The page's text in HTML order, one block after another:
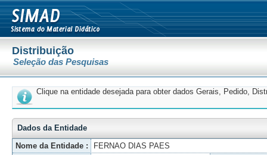
Distribuição
Seleção das Pesquisas
Clique na entidade desejada para obter dados Gerais, Pedido,
Dados da Entidade
Nome da Entidade :
FERNAO DIAS PAES